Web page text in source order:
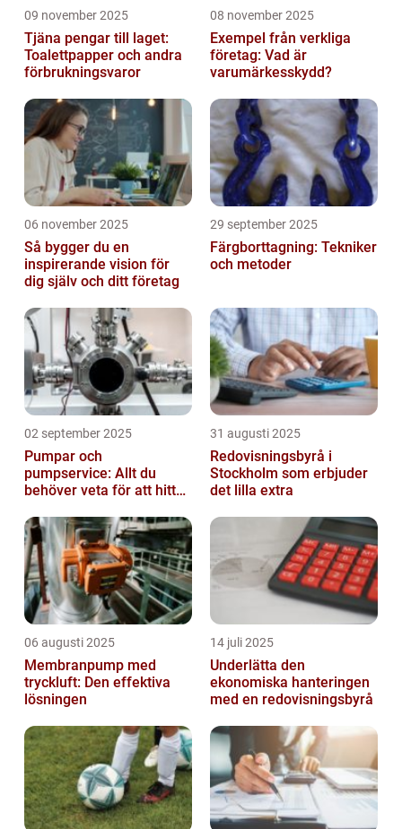
09 november 2025
Tjäna pengar till laget:
Toalettpapper och andra
förbrukningsvaror
08 november 2025
Exempel från verkliga
företag: Vad är
varumärkesskydd?
06 november 2025
Så bygger du en
inspirerande vision för
dig själv och ditt företag
29 september 2025
Färgborttagning: Tekniker
och metoder
02 september 2025
Pumpar och
pumpservice: Allt du
behöver veta för att hitta
31 augusti 2025
Redovisningsbyrå i
Stockholm som erbjuder
det lilla extra
06 augusti 2025
Membranpump med
tryckluft: Den effektiva
lösningen
14 juli 2025
Underlätta den
ekonomiska hanteringen
med en redovisningsbyrå